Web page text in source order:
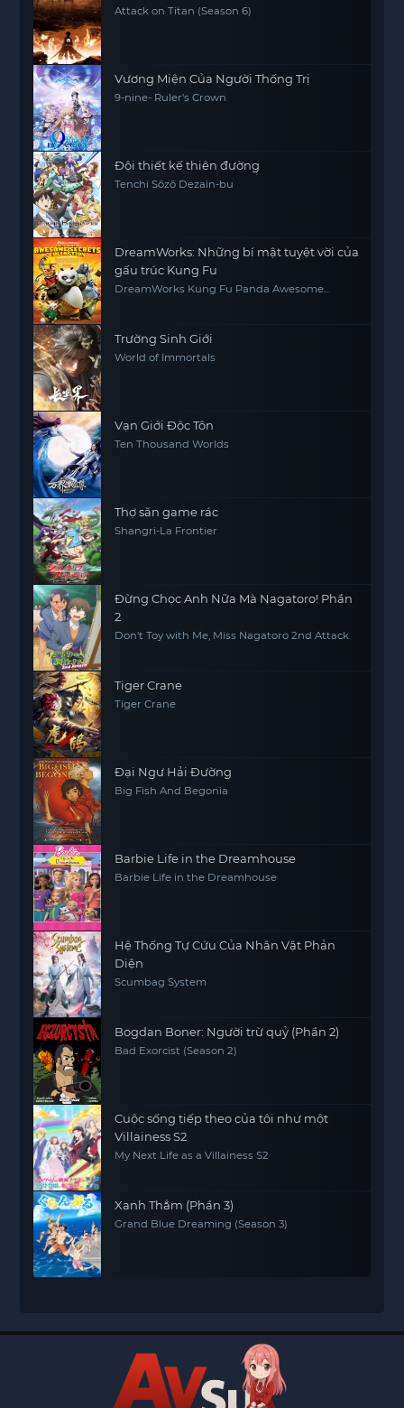
Attack on Titan (Season 6)
Vương Miện Của Người Thống Trị
9-nine- Ruler's Crown
Đội thiết kế thiên đường
Tenchi Sōzō Dezain-bu
DreamWorks: Những bí mật tuyệt vời của
gấu trúc Kung Fu
DreamWorks Kung Fu Panda Awesome
Trường Sinh Giới
World of Immortals
Vạn Giới Độc Tôn
Ten Thousand Worlds
Thợ săn game rác
Shangri-La Frontier
Đừng Chọc Anh Nữa Mà Nagatoro! Phần
2
Don't Toy with Me, Miss Nagatoro 2nd Attack
Tiger Crane
Tiger Crane
Đại Ngư Hải Đường
Big Fish And Begonia
Barbie Life in the Dreamhouse
Barbie Life in the Dreamhouse
Hệ Thống Tự Cứu Của Nhân Vật Phản
Diện
Scumbag System
Bogdan Boner: Người trừ quỷ (Phần 2)
Bad Exorcist (Season 2)
Cuộc sống tiếp theo của tôi như một
Villainess S2
My Next Life as a Villainess S2
Xanh Thẳm (Phần 3)
Grand Blue Dreaming (Season 3)